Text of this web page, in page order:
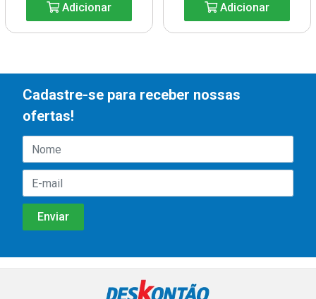
Adicionar Adicionar
Cadastre-se para receber nossas
ofertas!